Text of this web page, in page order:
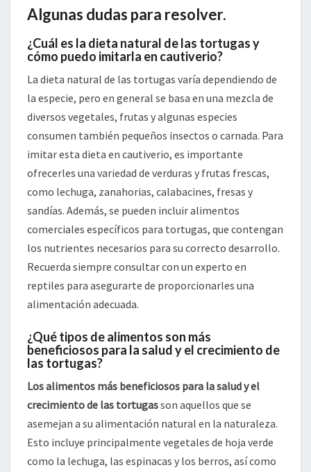
Algunas dudas para resolver.
¿Cuál es la dieta natural de las tortugas y
cómo puedo imitarla en cautiverio?
La dieta natural de las tortugas varía dependiendo de
la especie, pero en general se basa en una mezcla de
diversos vegetales, frutas y algunas especies
consumen también pequeños insectos o carnada. Para
imitar esta dieta en cautiverio, es importante
ofrecerles una variedad de verduras y frutas frescas,
como lechuga, zanahorias, calabacines, fresas y
sandías. Además, se pueden incluir alimentos
comerciales específicos para tortugas, que contengan
los nutrientes necesarios para su correcto desarrollo.
Recuerda siempre consultar con un experto en
reptiles para asegurarte de proporcionarles una
alimentación adecuada.
¿Qué tipos de alimentos son más
beneficiosos para la salud y el crecimiento de
las tortugas?
Los alimentos más beneficiosos para la salud y el
crecimiento de las tortugasson aquellos que se
asemejan a su alimentación natural en la naturaleza.
Esto incluye principalmente vegetales de hoja verde
como la lechuga, las espinacas y los berros, así como